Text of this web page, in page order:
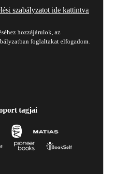
szabályzatot ide kattintva
hozzájárulok, az
Adatvédelmi és adatkezelési szabályzatban foglaltakat elfogadom.
tagjai